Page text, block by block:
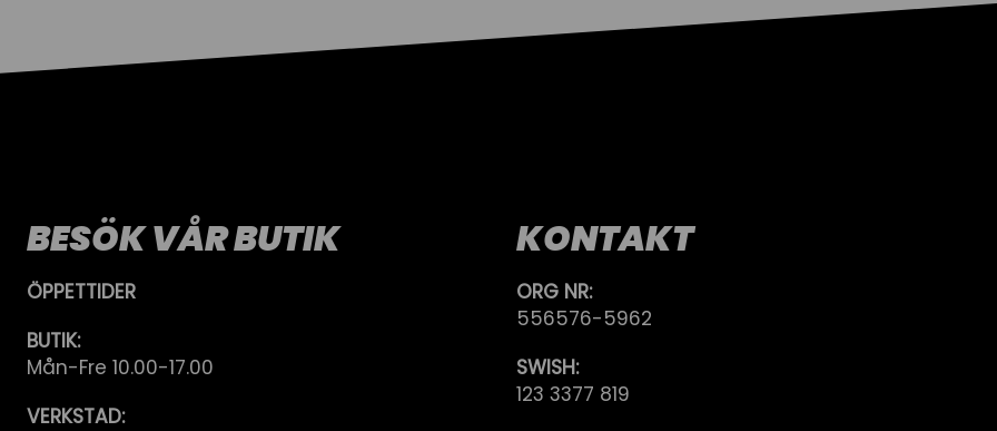
BESÖK VÅR BUTIK
ÖPPETTIDER
BUTIK:
Mån-Fre 10.00-17.00
VERKSTAD:
KONTAKT
ORG NR:
556576-5962
SWISH:
123 3377 819